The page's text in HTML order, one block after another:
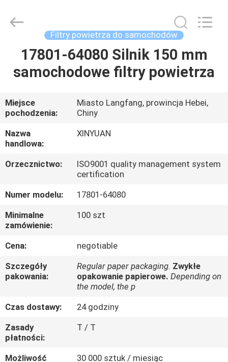
DOM
O
NAS
WYCIECZKA
PO
JAKOŚCI
SKONTAKTUJ
SIĘ
Z
NAMI
supplier.
Copyright
All
Rights
Reserved.
Filtry powietrza do samochodów
17801-64080 Silnik 150 mm
samochodowe filtry powietrza
Miejsce
pochodzenia:
Miasto Langfang, prowincja Hebei,
Chiny
Nazwa
handlowa:
XINYUAN
Orzecznictwo:
ISO9001 quality management system
certification
Numer modelu:
17801-64080
Minimalne
zamówienie:
100 szt
Cena:
negotiable
Szczegóły
pakowania:
Regular paper packaging. Zwykłe
opakowanie papierowe. Depending on
the model, the p
Czas dostawy:
24 godziny
Zasady
płatności:
T / T
Możliwość
30 000 sztuk / miesiąc